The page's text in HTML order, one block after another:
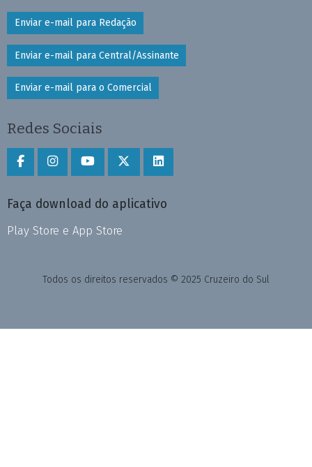
Enviar e-mail para Redação
Enviar e-mail para Central/Assinante
Enviar e-mail para o Comercial
Redes Sociais
Faça download do aplicativo
Play Store e App Store
Todos os direitos reservados © 2025 Cruzeiro do Sul